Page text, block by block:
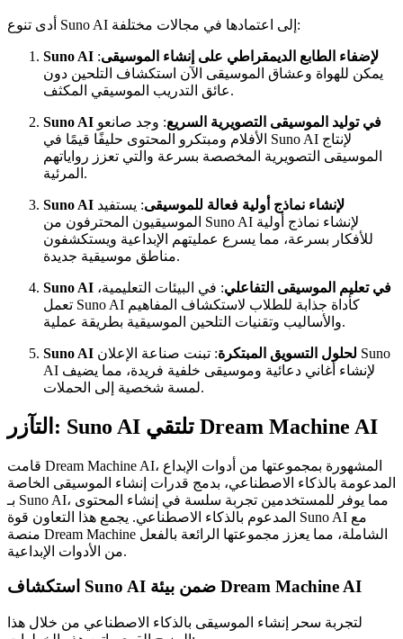
أدى تنوع Suno AI إلى اعتمادها في مجالات مختلفة:
Suno AI لإضفاء الطابع الديمقراطي على إنشاء الموسيقى:
يمكن للهواة وعشاق الموسيقى الآن استكشاف التلحين دون
عائق التدريب الموسيقي المكثف.
Suno AI في توليد الموسيقى التصويرية السريع: وجد صانعو
الأفلام ومبتكرو المحتوى حليفًا قيمًا في Suno AI لإنتاج
الموسيقى التصويرية المخصصة بسرعة والتي تعزز رواياتهم
المرئية.
Suno AI لإنشاء نماذج أولية فعالة للموسيقى: يستفيد
الموسيقيون المحترفون من Suno AI لإنشاء نماذج أولية
للأفكار بسرعة، مما يسرع عمليتهم الإبداعية ويستكشفون
مناطق موسيقية جديدة.
Suno AI في تعليم الموسيقى التفاعلي: في البيئات التعليمية،
تعمل Suno AI كأداة جذابة للطلاب لاستكشاف المفاهيم
والأساليب وتقنيات التلحين الموسيقية بطريقة عملية.
Suno AI لحلول التسويق المبتكرة: تبنت صناعة الإعلان Suno
AI لإنشاء أغاني دعائية وموسيقى خلفية فريدة، مما يضيف
لمسة شخصية إلى الحملات.
التآزر: Suno AI تلتقي Dream Machine AI
قامت Dream Machine AI، المشهورة بمجموعتها من أدوات الإبداع
المدعومة بالذكاء الاصطناعي، بدمج قدرات إنشاء الموسيقى الخاصة
بـ Suno AI، مما يوفر للمستخدمين تجربة سلسة في إنشاء المحتوى
المدعوم بالذكاء الاصطناعي. يجمع هذا التعاون قوة Suno AI مع
منصة Dream Machine الشاملة، مما يعزز مجموعتها الرائعة بالفعل
من الأدوات الإبداعية.
استكشاف Suno AI ضمن بيئة Dream Machine AI
لتجربة سحر إنشاء الموسيقى بالذكاء الاصطناعي من خلال هذا